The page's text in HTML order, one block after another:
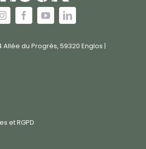
Allée du Progrès, 59320 Englos |
et RGPD